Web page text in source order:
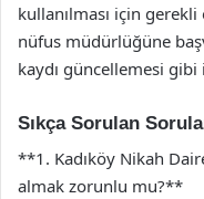
kullanılması için
nüfus müdürlüğüne
kaydı güncellemesi
Sıkça Sorulan
**1. Kadıköy Nikah
almak zorunlu mu?**